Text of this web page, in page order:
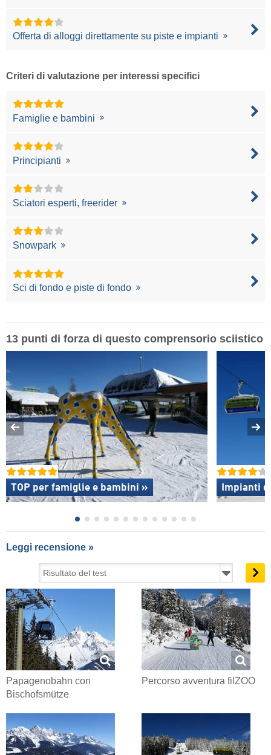
Offerta di alloggi direttamente su piste e impianti
Criteri di valutazione per interessi specifici
Famiglie e bambini
Principianti
Sciatori esperti, freerider
Snowpark
Sci di fondo e piste di fondo
13 punti di forza di questo comprensorio sciistico
TOP per famiglie e bambini » Impianti
Leggi recensione »
Papagenobahn con
Bischofsmütze
Percorso avventura filZOO